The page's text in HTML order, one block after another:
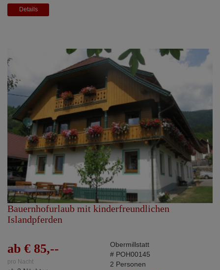
Details
Bauernhofurlaub mit kinderfreundlichen
Islandpferden
ab € 85,--
pro Nacht
Obermillstatt
# POH00145
2 Personen